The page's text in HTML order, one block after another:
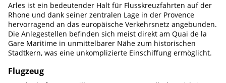
Arles ist ein bedeutender Halt für Flusskreuzfahrten auf der
Rhone und dank seiner zentralen Lage in der Provence
hervorragend an das europäische Verkehrsnetz angebunden.
Die Anlegestellen befinden sich meist direkt am Quai de la
Gare Maritime in unmittelbarer Nähe zum historischen
Stadtkern, was eine unkomplizierte Einschiffung ermöglicht.
Flugzeug